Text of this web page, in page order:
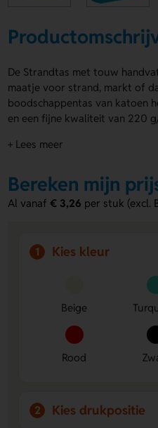
De Strandtas met touw
maatje voor strand, markt of
boodschappentas van katoen
en een fijne kwaliteit van 220
Blauw, Rood en Zwart. Laat
stijlvol en lekker simpel. Bestel
Voordelen van de
Stevig en praktisch
hengsels neem je je
Persoonlijk te maken
Op
ruimte voor een logo,
+ Lees meer
Bereken mijn
Al vanaf€ 3,26 per stuk (excl.
1 Kies kleur
Beige
Rood
2 Kies drukpositie